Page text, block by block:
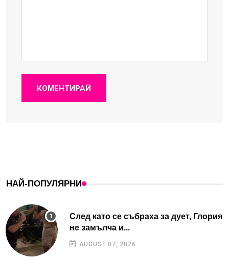
КОМЕНТИРАЙ
НАЙ-ПОПУЛЯРНИ
След като се събраха за дует, Глория
не замълча и...
AUGUST 07, 2026